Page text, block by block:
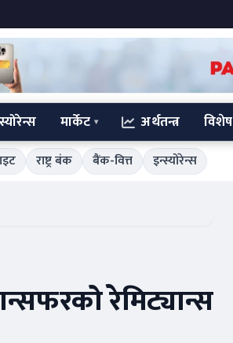
मार्केट अर्थतन्त्र विशेष
राष्ट्र बंक बैंक-वित्त इन्स्योरेन्स
रेमिट्यान्स